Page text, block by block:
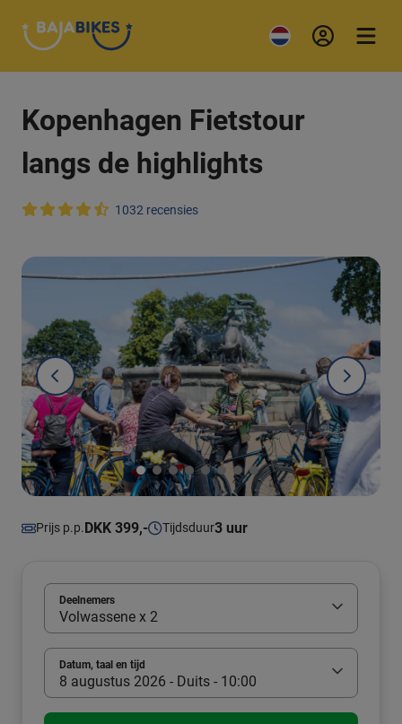
Kopenhagen Fietstour
langs de highlights
1032 recensies
Prijs p.p.DKK 399,- Tijdsduur3 uur
Deelnemers
Volwassene x 2
Datum, taal en tijd
8 augustus 2026 - Duits - 10:00